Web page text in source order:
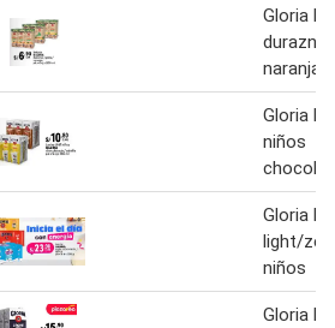
Gloria
naranja
Gloria
niños
Gloria
light/
niños
Gloria